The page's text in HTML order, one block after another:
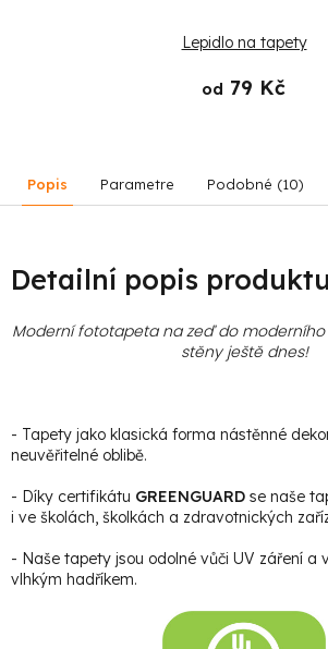
Lepidlo na tapety
od 79 Kč
Popis Parametre Podobné (10)
Detailní popis produktu
Moderní fototapeta na zeď do moderního
stěny ještě dnes!
- Tapety jako klasická forma nástěnné
neuvěřitelné oblibě.
- Díky certifikátu GREENGUARD se naše
i ve školách, školkách a zdravotnických
- Naše tapety jsou odolné vůči UV záření a
vlhkým hadříkem.